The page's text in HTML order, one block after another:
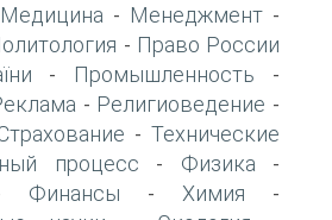
Медицина - Менеджмент -
- Право России
- Промышленность -
- Религиоведение -
- Технические
процесс - Физика -
Финансы - Химия -